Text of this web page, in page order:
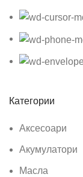
Категории
Аксесоари
Акумулатори
Масла